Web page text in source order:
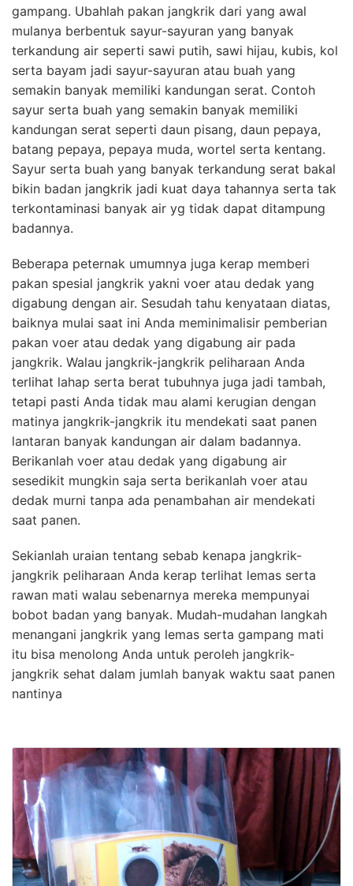
gampang. Ubahlah pakan jangkrik dari yang awal
mulanya berbentuk sayur-sayuran yang banyak
terkandung air seperti sawi putih, sawi hijau, kubis, kol
serta bayam jadi sayur-sayuran atau buah yang
semakin banyak memiliki kandungan serat. Contoh
sayur serta buah yang semakin banyak memiliki
kandungan serat seperti daun pisang, daun pepaya,
batang pepaya, pepaya muda, wortel serta kentang.
Sayur serta buah yang banyak terkandung serat bakal
bikin badan jangkrik jadi kuat daya tahannya serta tak
terkontaminasi banyak air yg tidak dapat ditampung
badannya.
Beberapa peternak umumnya juga kerap memberi
pakan spesial jangkrik yakni voer atau dedak yang
digabung dengan air. Sesudah tahu kenyataan diatas,
baiknya mulai saat ini Anda meminimalisir pemberian
pakan voer atau dedak yang digabung air pada
jangkrik. Walau jangkrik-jangkrik peliharaan Anda
terlihat lahap serta berat tubuhnya juga jadi tambah,
tetapi pasti Anda tidak mau alami kerugian dengan
matinya jangkrik-jangkrik itu mendekati saat panen
lantaran banyak kandungan air dalam badannya.
Berikanlah voer atau dedak yang digabung air
sesedikit mungkin saja serta berikanlah voer atau
dedak murni tanpa ada penambahan air mendekati
saat panen.
Sekianlah uraian tentang sebab kenapa jangkrik-
jangkrik peliharaan Anda kerap terlihat lemas serta
rawan mati walau sebenarnya mereka mempunyai
bobot badan yang banyak. Mudah-mudahan langkah
menangani jangkrik yang lemas serta gampang mati
itu bisa menolong Anda untuk peroleh jangkrik-
jangkrik sehat dalam jumlah banyak waktu saat panen
nantinya